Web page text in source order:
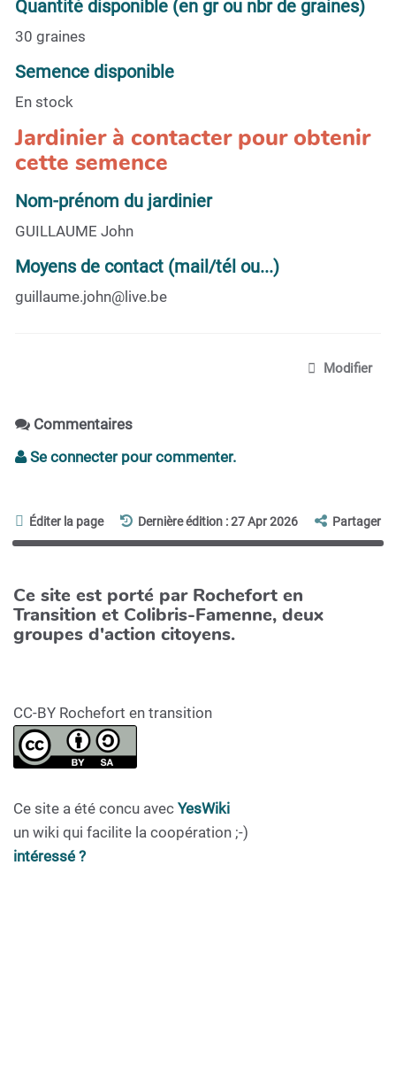
Quantité disponible (en gr ou nbr de graines)
30 graines
Semence disponible
En stock
Jardinier à contacter pour obtenir
cette semence
Nom-prénom du jardinier
GUILLAUME John
Moyens de contact (mail/tél ou...)
guillaume.john@live.be
Modifier
Commentaires
Se connecter pour commenter.
Éditer la page Dernière édition : 27 Apr 2026 Partager
Ce site est porté par Rochefort en
Transition et Colibris-Famenne, deux
groupes d'action citoyens.
CC-BY Rochefort en transition
Ce site a été concu avec YesWiki
un wiki qui facilite la coopération ;-)
intéressé ?